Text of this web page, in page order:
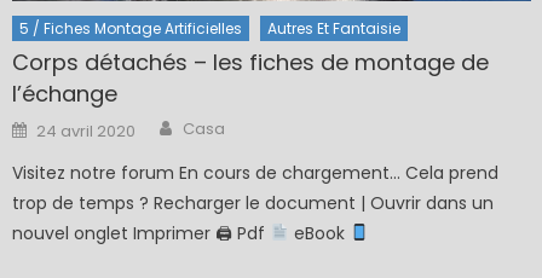
5 / Fiches Montage Artificielles Autres Et Fantaisie
Corps détachés – les fiches de montage de
l’échange
Posted
on
24 avril 2020 Author
Casa
Visitez notre forum En cours de chargement… Cela prend
trop de temps ? Recharger le document | Ouvrir dans un
nouvel onglet Imprimer 🖨 Pdf
eBook